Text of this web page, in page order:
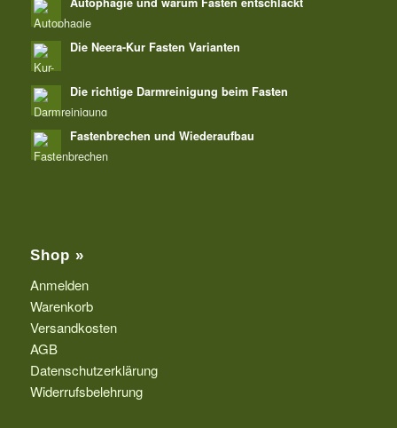
Die Neera-Kur Fasten Varianten
Die richtige Darmreinigung beim Fasten
Fastenbrechen und Wiederaufbau
Shop »
Anmelden
Warenkorb
Versandkosten
AGB
Datenschutzerklärung
Widerrufsbelehrung